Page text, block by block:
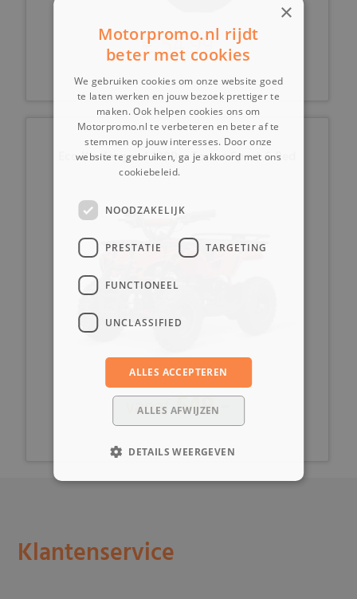
€ 54,99
Eco Kinderquad 1000w Torino Sport 6 Red
vanaf549,-
Klantenservice
×
Motorpromo.nl rijdt
beter met cookies
We gebruiken cookies om onze website goed
te laten werken en jouw bezoek prettiger te
maken. Ook helpen cookies ons om
Motorpromo.nl te verbeteren en beter af te
stemmen op jouw interesses. Door onze
website te gebruiken, ga je akkoord met ons
cookiebeleid.
NOODZAKELIJK
PRESTATIE TARGETING
FUNCTIONEEL
UNCLASSIFIED
ALLES ACCEPTEREN
ALLES AFWIJZEN
DETAILS WEERGEVEN